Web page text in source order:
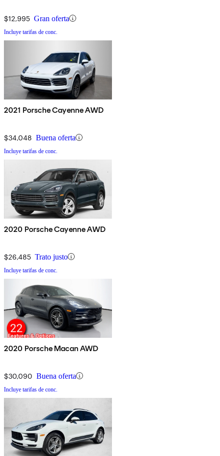
$12,995 Gran oferta
Incluye tarifas de conc.
2021 Porsche Cayenne AWD
$34,048 Buena oferta
Incluye tarifas de conc.
2020 Porsche Cayenne AWD
$26,485 Trato justo
Incluye tarifas de conc.
2020 Porsche Macan AWD
$30,090 Buena oferta
Incluye tarifas de conc.